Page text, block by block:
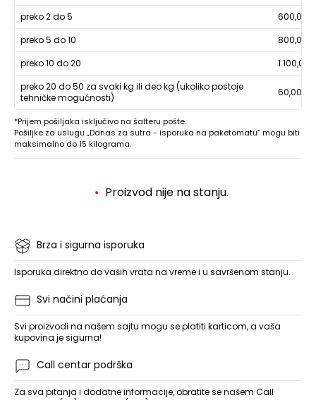
preko 2 do 5
600,00
preko 5 do 10
800,00
preko 10 do 20
1.100,00
preko 20 do 50 za svaki kg ili deo kg (ukoliko postoje
tehničke mogućnosti)
60,00
*Prijem pošiljaka isključivo na šalteru pošte.
Pošiljke za uslugu „Danas za sutra - isporuka na paketomatu“ mogu biti
maksimalno do 15 kilograma.
Proizvod nije na stanju.
Brza i sigurna isporuka
Isporuka direktno do vaših vrata na vreme i u savršenom stanju.
Svi načini plaćanja
Svi proizvodi na našem sajtu mogu se platiti karticom, a vaša
kupovina je sigurna!
Call centar podrška
Za sva pitanja i dodatne informacije, obratite se našem Call